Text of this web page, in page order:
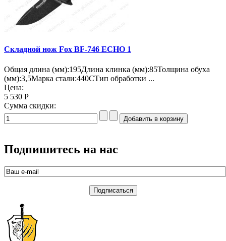
Складной нож Fox BF-746 ECHO 1
Общая длина (мм):195Длина клинка (мм):85Толщина обуха
(мм):3,5Марка стали:440CТип обработки ...
Цена:
5 530 Р
Сумма скидки:
Подпишитесь на нас